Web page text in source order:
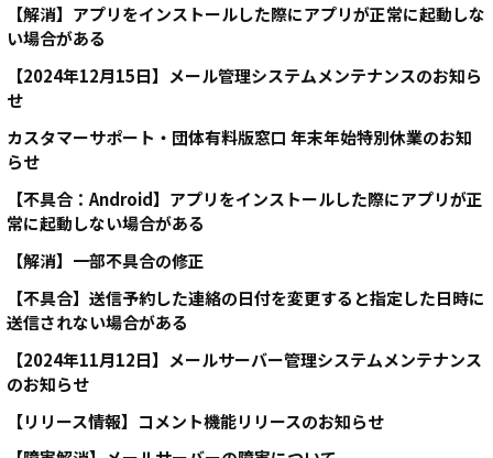
【解消】アプリをインストールした際にアプリが正常に起動しな
い場合がある
【2024年12月15日】メール管理システムメンテナンスのお知ら
せ
カスタマーサポート・団体有料版窓口 年末年始特別休業のお知
らせ
【不具合：Android】アプリをインストールした際にアプリが正
常に起動しない場合がある
【解消】一部不具合の修正
【不具合】送信予約した連絡の日付を変更すると指定した日時に
送信されない場合がある
【2024年11月12日】メールサーバー管理システムメンテナンス
のお知らせ
【リリース情報】コメント機能リリースのお知らせ